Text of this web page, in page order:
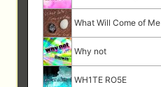
What Will Come of Me
Why not
WH1TE RO5E